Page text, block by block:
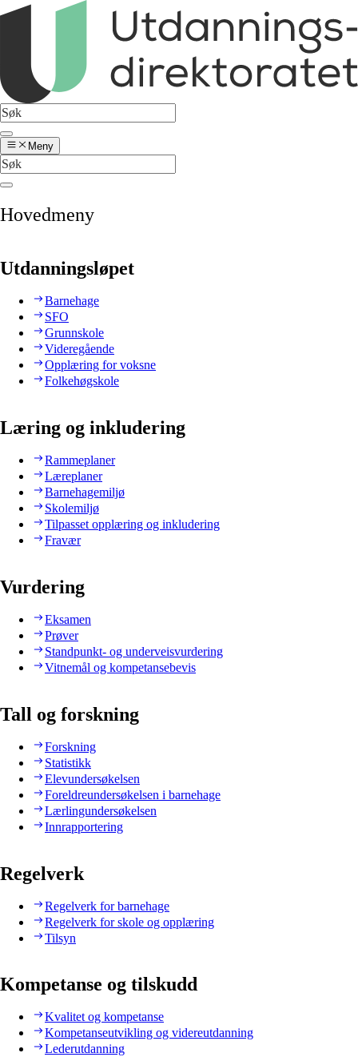
Meny
Hovedmeny
Utdanningsløpet
Barnehage
SFO
Grunnskole
Videregående
Opplæring for voksne
Folkehøgskole
Læring og inkludering
Rammeplaner
Læreplaner
Barnehagemiljø
Skolemiljø
Tilpasset opplæring og inkludering
Fravær
Vurdering
Eksamen
Prøver
Standpunkt- og underveisvurdering
Vitnemål og kompetansebevis
Tall og forskning
Forskning
Statistikk
Elevundersøkelsen
Foreldreundersøkelsen i barnehage
Lærlingundersøkelsen
Innrapportering
Regelverk
Regelverk for barnehage
Regelverk for skole og opplæring
Tilsyn
Kompetanse og tilskudd
Kvalitet og kompetanse
Kompetanseutvikling og videreutdanning
Lederutdanning